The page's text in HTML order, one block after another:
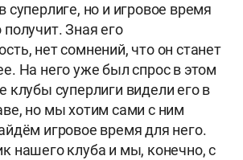
суперлиге, но и игровое время
Зная его
нет сомнений, что он станет
На него уже был спрос в этом
клубы суперлиги видели его в
но мы хотим сами с ним
игровое время для него.
нашего клуба и мы, конечно, с